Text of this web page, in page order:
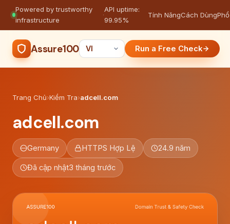
Powered by trustworthy
infrastructure
·
API uptime:
99.95%
Tính NăngCách Dùng
Assure100 Run a Free Check
Trang Chủ›Kiểm Tra›adcell.com
adcell.com
Germany HTTPS Hợp Lệ 24.9 năm
Đã cập nhật3 tháng trước